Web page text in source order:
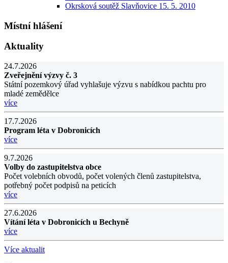
Okrsková soutěž Slavňovice 15. 5. 2010
Místní hlášení
Aktuality
24.7.2026
Zveřejnění výzvy č. 3
Státní pozemkový úřad vyhlašuje výzvu s nabídkou pachtu pro
mladé zemědělce
více
17.7.2026
Program léta v Dobronicích
více
9.7.2026
Volby do zastupitelstva obce
Počet volebních obvodů, počet volených členů zastupitelstva,
potřebný počet podpisů na peticích
více
27.6.2026
Vítání léta v Dobronicích u Bechyně
více
Více aktualit